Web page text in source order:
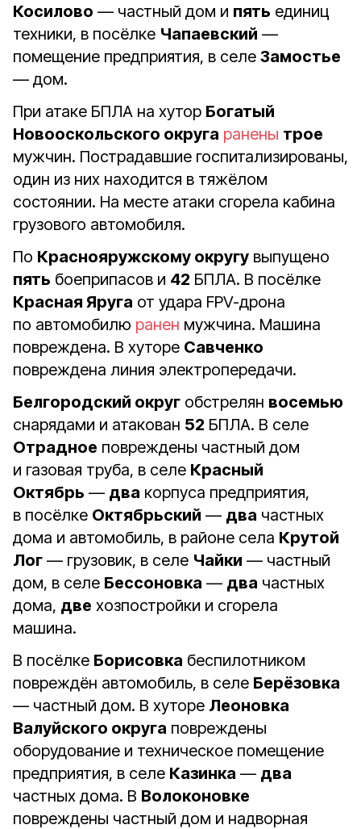
Косилово — частный дом и пять единиц
техники, в посёлке Чапаевский —
помещение предприятия, в селе Замостье
— дом.
При атаке БПЛА на хутор Богатый
Новооскольского округа ранены трое
мужчин. Пострадавшие госпитализированы,
один из них находится в тяжёлом
состоянии. На месте атаки сгорела кабина
грузового автомобиля.
По Краснояружскому округу выпущено
пять боеприпасов и 42 БПЛА. В посёлке
Красная Яруга от удара FPV-дрона
по автомобилю ранен мужчина. Машина
повреждена. В хуторе Савченко
повреждена линия электропередачи.
Белгородский округ обстрелян восемью
снарядами и атакован 52 БПЛА. В селе
Отрадное повреждены частный дом
и газовая труба, в селе Красный
Октябрь — два корпуса предприятия,
в посёлке Октябрьский — два частных
дома и автомобиль, в районе села Крутой
Лог — грузовик, в селе Чайки — частный
дом, в селе Бессоновка — два частных
дома, две хозпостройки и сгорела
машина.
В посёлке Борисовка беспилотником
повреждён автомобиль, в селе Берёзовка
— частный дом. В хуторе Леоновка
Валуйского округа повреждены
оборудование и техническое помещение
предприятия, в селе Казинка — два
частных дома. В Волоконовке
повреждены частный дом и надворная